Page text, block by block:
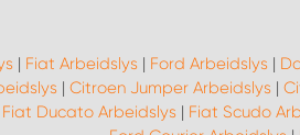
| Fiat Arbeidslys | Ford Arbeidslys |
| Citroen Jumper Arbeidslys |
Fiat Ducato Arbeidslys | Fiat Scudo